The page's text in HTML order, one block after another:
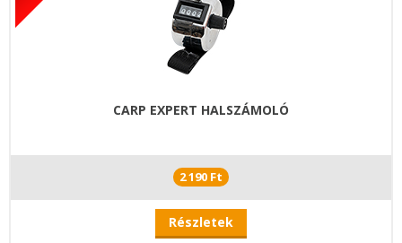
CARP EXPERT HALSZÁMOLÓ
2 190 Ft
Részletek